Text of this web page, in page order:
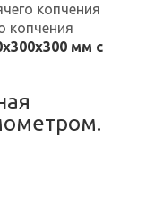
копчения
копчения
мм с